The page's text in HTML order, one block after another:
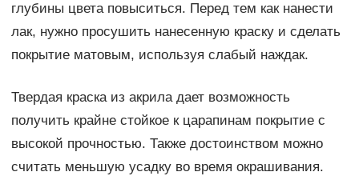
глубины цвета повыситься. Перед тем как нанести
лак, нужно просушить нанесенную краску и сделать
покрытие матовым, используя слабый наждак.
Твердая краска из акрила дает возможность
получить крайне стойкое к царапинам покрытие с
высокой прочностью. Также достоинством можно
считать меньшую усадку во время окрашивания.